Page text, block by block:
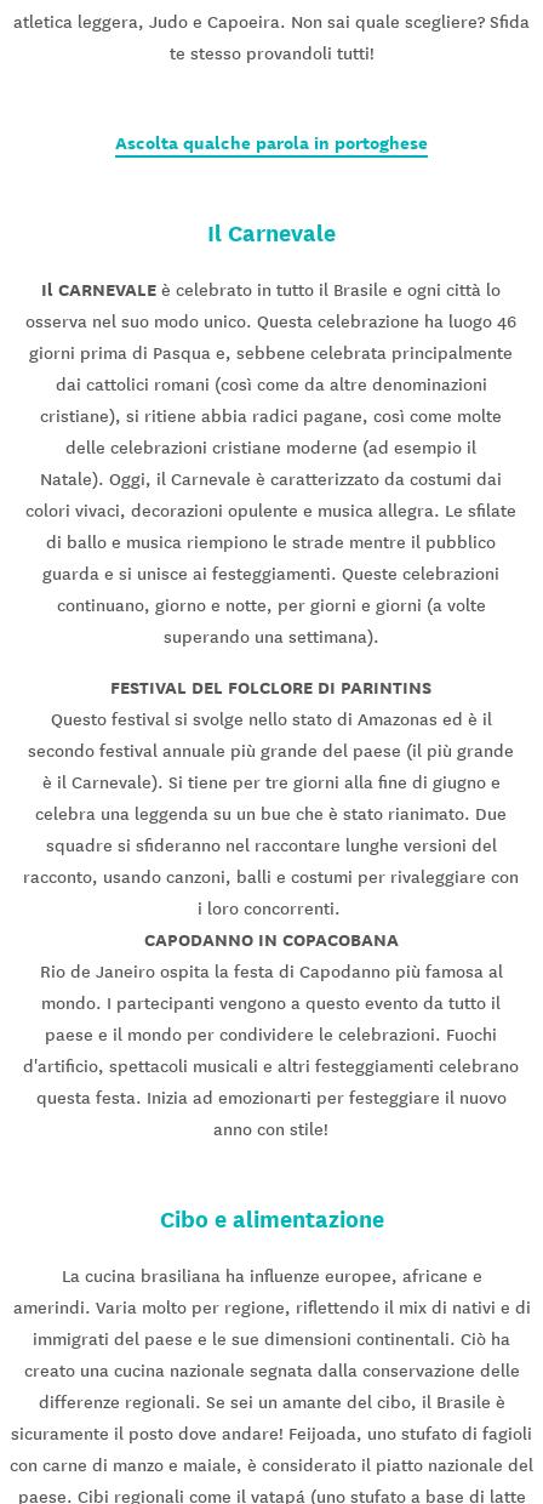
atletica leggera, Judo e Capoeira. Non sai quale scegliere? Sfida
te stesso provandoli tutti!
Ascolta qualche parola in portoghese
Il Carnevale
Il CARNEVALE è celebrato in tutto il Brasile e ogni città lo
osserva nel suo modo unico. Questa celebrazione ha luogo 46
giorni prima di Pasqua e, sebbene celebrata principalmente
dai cattolici romani (così come da altre denominazioni
cristiane), si ritiene abbia radici pagane, così come molte
delle celebrazioni cristiane moderne (ad esempio il
Natale). Oggi, il Carnevale è caratterizzato da costumi dai
colori vivaci, decorazioni opulente e musica allegra. Le sfilate
di ballo e musica riempiono le strade mentre il pubblico
guarda e si unisce ai festeggiamenti. Queste celebrazioni
continuano, giorno e notte, per giorni e giorni (a volte
superando una settimana).
FESTIVAL DEL FOLCLORE DI PARINTINS
Questo festival si svolge nello stato di Amazonas ed è il
secondo festival annuale più grande del paese (il più grande
è il Carnevale). Si tiene per tre giorni alla fine di giugno e
celebra una leggenda su un bue che è stato rianimato. Due
squadre si sfideranno nel raccontare lunghe versioni del
racconto, usando canzoni, balli e costumi per rivaleggiare con
i loro concorrenti.
CAPODANNO IN COPACOBANA
Rio de Janeiro ospita la festa di Capodanno più famosa al
mondo. I partecipanti vengono a questo evento da tutto il
paese e il mondo per condividere le celebrazioni. Fuochi
d'artificio, spettacoli musicali e altri festeggiamenti celebrano
questa festa. Inizia ad emozionarti per festeggiare il nuovo
anno con stile!
Cibo e alimentazione
La cucina brasiliana ha influenze europee, africane e
amerindi. Varia molto per regione, riflettendo il mix di nativi e di
immigrati del paese e le sue dimensioni continentali. Ciò ha
creato una cucina nazionale segnata dalla conservazione delle
differenze regionali. Se sei un amante del cibo, il Brasile è
sicuramente il posto dove andare! Feijoada, uno stufato di fagioli
con carne di manzo e maiale, è considerato il piatto nazionale del
paese. Cibi regionali come il vatapá (uno stufato a base di latte